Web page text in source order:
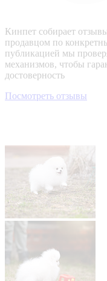
Кинпет собирает
продавцом по
публикацией мы
механизмов, чтобы
достоверность
Посмотреть отзывы